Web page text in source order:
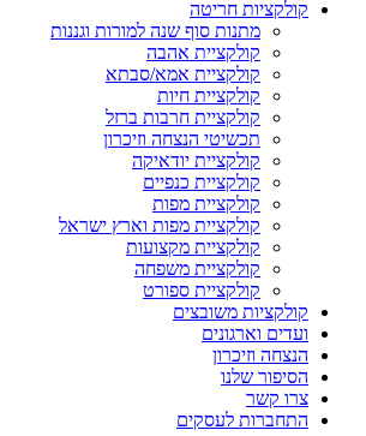
קולקציות חריטה
מתנות סוף שנה למורות וגננות
קולקציית אהבה
קולקציית אמא/סבתא
קולקציית חיות
קולקציית חרבות ברזל
תכשיטי הנצחה וזיכרון
קולקציית יודאיקה
קולקציית כנפיים
קולקציית מפות
קולקציית מפות וארץ ישראל
קולקציית מקצועות
קולקציית משפחה
קולקציית ספורט
קולקציות משובצים
ועדים וארגונים
הנצחה וזיכרון
הסיפור שלנו
צרו קשר
התחברות לעסקים